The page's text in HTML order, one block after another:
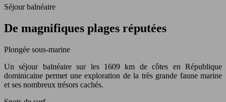
Séjour balnéaire
De magnifiques plages réputées
Plongée sous-marine
Un séjour balnéaire sur les 1609 km de côtes en République
dominicaine permet une exploration de la très grande faune marine
et ses nombreux trésors cachés.